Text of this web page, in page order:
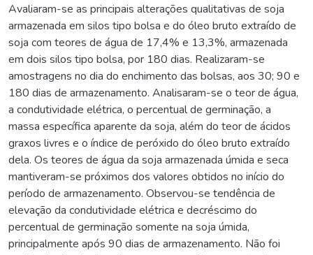
Avaliaram-se as principais alterações qualitativas de soja
armazenada em silos tipo bolsa e do óleo bruto extraído de
soja com teores de água de 17,4% e 13,3%, armazenada
em dois silos tipo bolsa, por 180 dias. Realizaram-se
amostragens no dia do enchimento das bolsas, aos 30; 90 e
180 dias de armazenamento. Analisaram-se o teor de água,
a condutividade elétrica, o percentual de germinação, a
massa específica aparente da soja, além do teor de ácidos
graxos livres e o índice de peróxido do óleo bruto extraído
dela. Os teores de água da soja armazenada úmida e seca
mantiveram-se próximos dos valores obtidos no início do
período de armazenamento. Observou-se tendência de
elevação da condutividade elétrica e decréscimo do
percentual de germinação somente na soja úmida,
principalmente após 90 dias de armazenamento. Não foi